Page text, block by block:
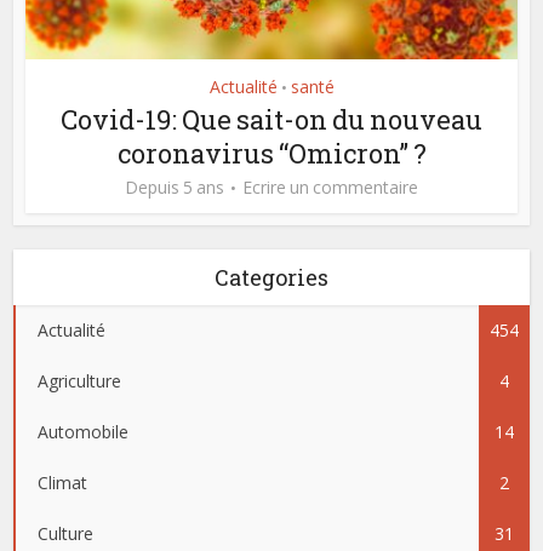
Actualité • santé
Covid-19: Que sait-on du nouveau
coronavirus “Omicron” ?
Depuis 5 ans Ecrire un commentaire
Categories
Actualité 454
Agriculture 4
Automobile 14
Climat 2
Culture 31